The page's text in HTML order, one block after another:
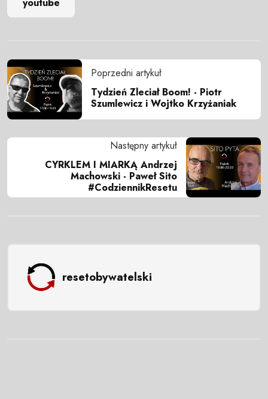
youtube
Poprzedni artykuł
Tydzień Zleciał Boom! - Piotr
Szumlewicz i Wojtko Krzyżaniak
Następny artykuł
CYRKLEM I MIARKĄ Andrzej
Machowski - Paweł Sito
#CodziennikResetu
resetobywatelski